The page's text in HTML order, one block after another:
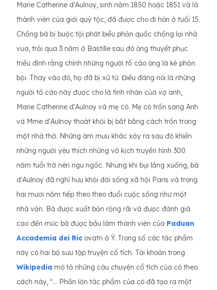
Marie Catherine d'Aulnoy, sinh năm 1850 hoặc 1851 và là
thành viên của giới quý tộc, đã được cho đi hôn ở tuổi 15.
Chồng bà bị buộc tội phát biểu phản quốc chống lại nhà
vua, trải qua 3 năm ở Bastille sau đó ông thuyết phục
triều đình rằng chính những người tố cáo ông là kẻ phản
bội. Thay vào đó, họ đã bị xử tử. Điều đáng nói là những
người tố cáo này được cho là tình nhân của vợ anh,
Marie Catherine d'Aulnoy và mẹ cô. Mẹ cô trốn sang Anh
và Mme d'Aulnoy thoát khỏi bị bắt bằng cách trốn trong
một nhà thờ. Những âm mưu khác xảy ra sau đó khiến
những người yêu thích những vở kịch truyền hình 300
năm tuổi trở nên ngu ngốc. Nhưng khi bụi lắng xuống, bà
d'Aulnoy đã nghỉ hưu khỏi đời sống xã hội Paris và trong
hai mươi năm tiếp theo theo đuổi cuộc sống như một
nhà văn. Bà được xuất bản rộng rãi và được đánh giá
cao đến mức bà được bầu làm thành viên của Paduan
Accademia dei Ric ovatri ở Ý. Trong số các tác phẩm
này có hai bộ sưu tập truyện cổ tích. Tài khoản trong
Wikipedia mô tả những câu chuyện cổ tích của cô theo
cách này, “... Phần lớn tác phẩm của cô đã tạo ra một